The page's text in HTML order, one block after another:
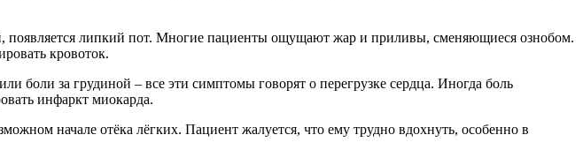
появляется липкий пот. Многие пациенты ощущают жар и приливы, сменяющиеся ознобом.
кровоток.
боли за грудиной – все эти симптомы говорят о перегрузке сердца. Иногда боль
инфаркт миокарда.
начале отёка лёгких. Пациент жалуется, что ему трудно вдохнуть, особенно в